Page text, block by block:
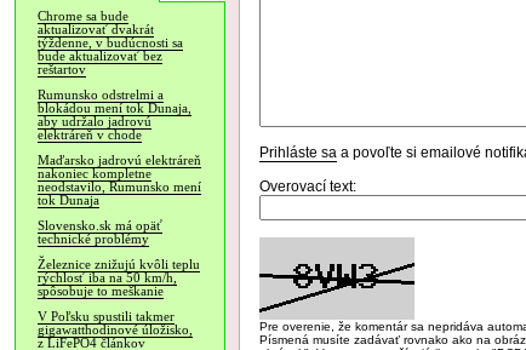
Chrome sa bude
aktualizovať dvakrát
týždenne, v budúcnosti sa
bude aktualizovať bez
reštartov
Rumunsko odstrelmi a
blokádou mení tok Dunaja,
aby udržalo jadrovú
elektráreň v chode
Maďarsko jadrovú elektráreň
nakoniec kompletne
neodstavilo, Rumunsko mení
tok Dunaja
Slovensko.sk má opäť
technické problémy
Železnice znižujú kvôli teplu
rýchlosť iba na 50 km/h,
spôsobuje to meškanie
V Poľsku spustili takmer
gigawatthodinové úložisko,
z LiFePO4 článkov
Prihláste sa a povoľte si emailové
Overovací text:
Pre overenie, že komentár sa nepridáva
Písmená musíte zadávať rovnako ako na